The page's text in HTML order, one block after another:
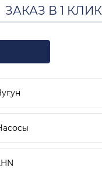
ЗАКАЗ В 1 КЛИК